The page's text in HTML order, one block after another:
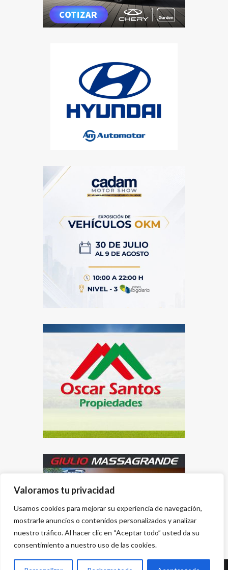
Valoramos tu privacidad
Usamos cookies para mejorar su experiencia de navegación,
mostrarle anuncios o contenidos personalizados y analizar
nuestro tráfico. Al hacer clic en “Aceptar todo” usted da su
consentimiento a nuestro uso de las cookies.